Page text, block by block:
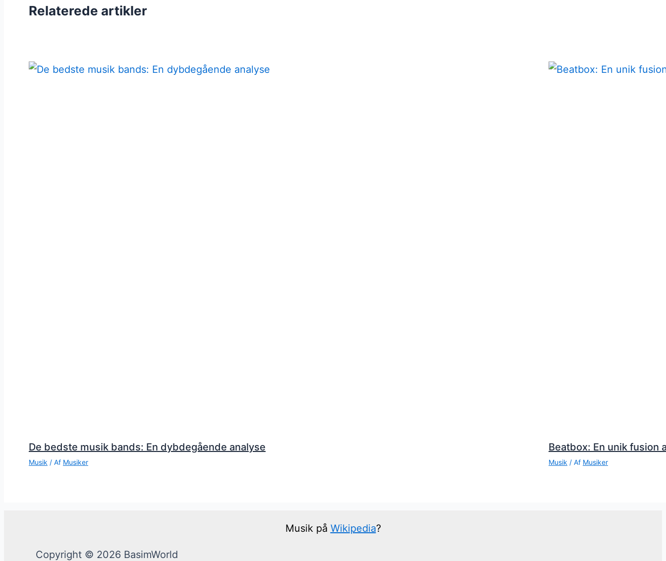
Relaterede artikler
De bedste musik bands: En dybdegående analyse
Musik / Af Musiker
Beatbox: En unik fusion
Musik / Af Musiker
Musik på Wikipedia?
Copyright © 2026 BasimWorld